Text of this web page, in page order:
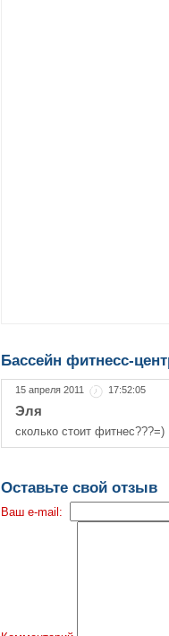
Бассейн фитнесс-
15 апреля 2011 17:52:05
Эля
сколько стоит фитнес???=)
Оставьте свой отзыв
Ваш e-mail: